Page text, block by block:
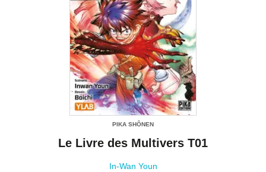
PIKA SHÔNEN
Le Livre des Multivers T01
In-Wan Youn